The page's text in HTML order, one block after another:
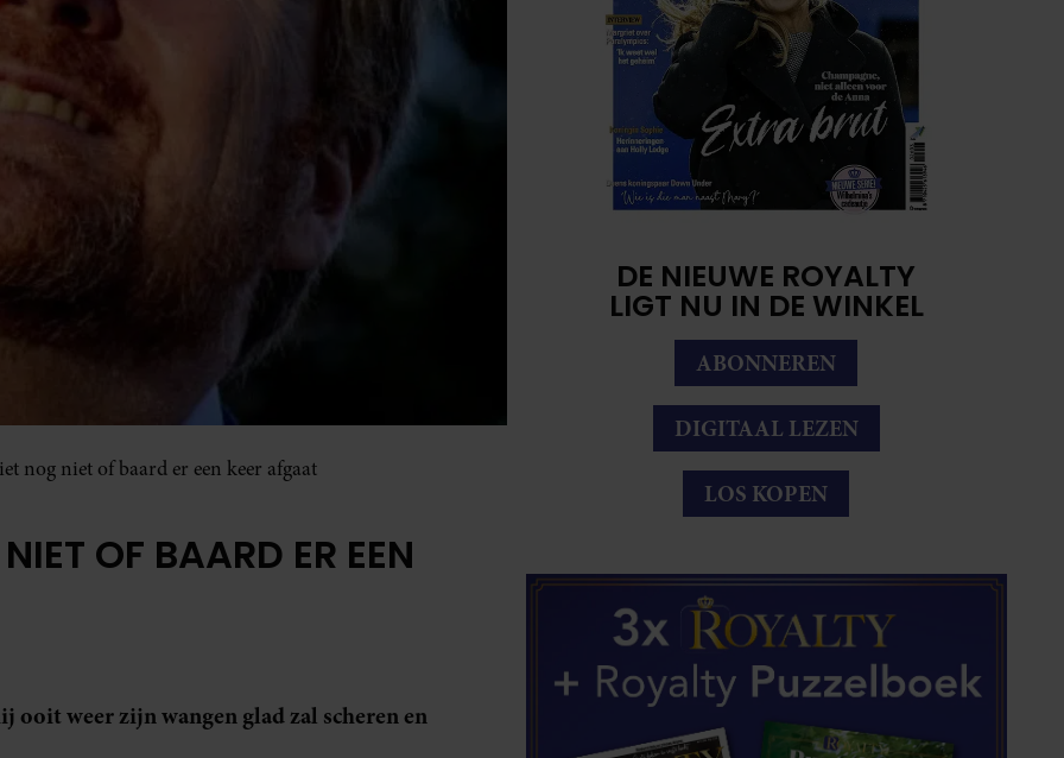
nog niet of baard er een keer afgaat
OF BAARD ER EEN
weer zijn wangen glad zal scheren en
DE NIEUWE ROYALTY
LIGT NU IN DE WINKEL
ABONNEREN
DIGITAAL LEZEN
LOS KOPEN